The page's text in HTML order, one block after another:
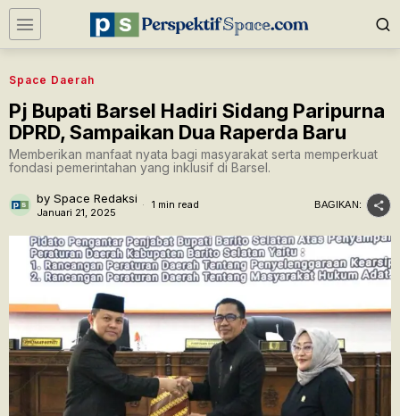
Space Daerah
Pj Bupati Barsel Hadiri Sidang Paripurna
DPRD, Sampaikan Dua Raperda Baru
Memberikan manfaat nyata bagi masyarakat serta memperkuat
fondasi pemerintahan yang inklusif di Barsel.
by Space Redaksi
Januari 21, 2025
1 min read BAGIKAN: